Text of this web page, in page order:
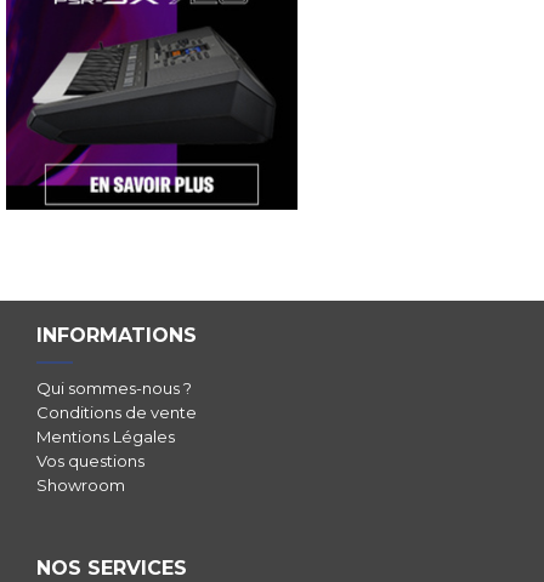
INFORMATIONS
Qui sommes-nous ?
Conditions de vente
Mentions Légales
Vos questions
Showroom
NOS SERVICES